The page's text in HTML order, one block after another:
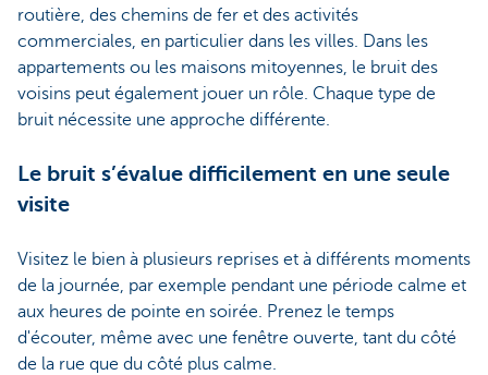
routière, des chemins de fer et des activités
commerciales, en particulier dans les villes. Dans les
appartements ou les maisons mitoyennes, le bruit des
voisins peut également jouer un rôle. Chaque type de
bruit nécessite une approche différente.
Le bruit s’évalue difficilement en une seule
visite
Visitez le bien à plusieurs reprises et à différents moments
de la journée, par exemple pendant une période calme et
aux heures de pointe en soirée. Prenez le temps
d'écouter, même avec une fenêtre ouverte, tant du côté
de la rue que du côté plus calme.